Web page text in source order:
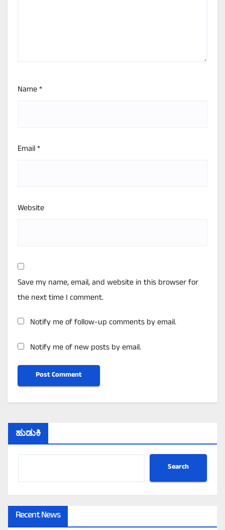
Name*
Email*
Website
Save my name, email, and website in this browser for
the next time I comment.
Notify me of follow-up comments by email.
Notify me of new posts by email.
ಹುಡುಕಿ
Search
Recent News